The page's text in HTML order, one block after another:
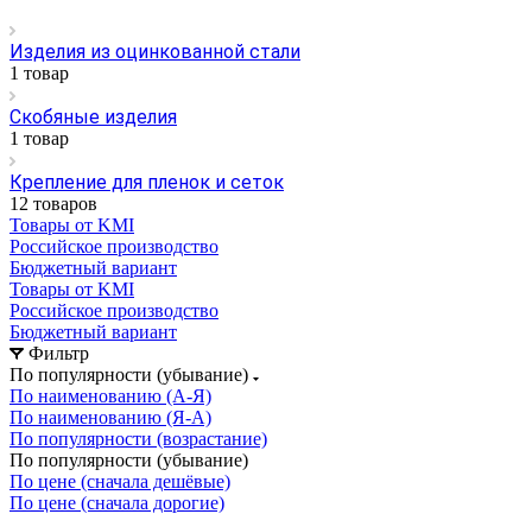
Изделия из оцинкованной стали
1 товар
Скобяные изделия
1 товар
Крепление для пленок и сеток
12 товаров
Товары от KMI
Российское производство
Бюджетный вариант
Товары от KMI
Российское производство
Бюджетный вариант
Фильтр
По популярности (убывание)
По наименованию (А-Я)
По наименованию (Я-А)
По популярности (возрастание)
По популярности (убывание)
По цене (сначала дешёвые)
По цене (сначала дорогие)